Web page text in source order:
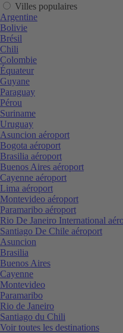
Villes populaires
Argentine
Bolivie
Brésil
Chili
Colombie
Équateur
Guyane
Paraguay
Pérou
Suriname
Uruguay
Asuncion aéroport
Bogota aéroport
Brasilia aéroport
Buenos Aires aéroport
Cayenne aéroport
Lima aéroport
Montevideo aéroport
Paramaribo aéroport
Rio De Janeiro International
Santiago De Chile aéroport
Asuncion
Brasilia
Buenos Aires
Cayenne
Montevideo
Paramaribo
Rio de Janeiro
Santiago du Chili
Voir toutes les destinations